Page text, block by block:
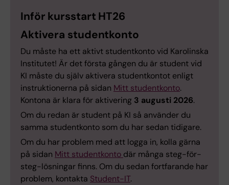
Inför kursstart HT26
Aktivera studentkonto
Du måste ha ett aktivt studentkonto vid Karolinska
Institutet! Är det första gången du är student vid
KI måste du själv aktivera studentkontot enligt
instruktionerna på sidan Mitt studentkonto.
Kontona är klara för aktivering 3 augusti 2026.
Om du redan är student på KI så använder du
samma studentkonto som du har sedan tidigare.
Om du har problem med att logga in, kolla gärna
på sidan Mitt studentkonto där många steg-för-
steg-lösningar finns. Om du sedan fortfarande har
problem, kontakta Student-IT.